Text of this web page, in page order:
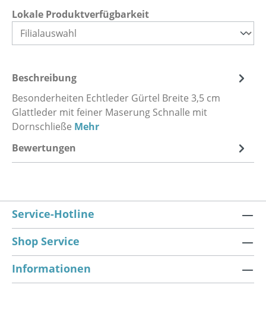
Lokale Produktverfügbarkeit
Beschreibung
Besonderheiten Echtleder Gürtel Breite 3,5 cm
Glattleder mit feiner Maserung Schnalle mit
Dornschließe Mehr
Bewertungen
Service-Hotline
Shop Service
Informationen